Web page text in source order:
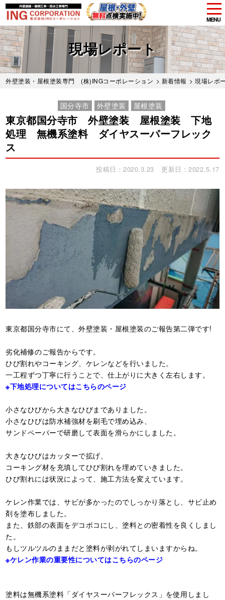
Skip
to
main
content
MENU
現場レポート
外壁塗装・屋根塗装専門 (株)INGコーポレーション > 新着情報 >現場レポ
国分寺市 外壁塗装 屋根塗装
東京都国分寺市 外壁塗装 屋根塗装 下地
処理 無機系塗料 ダイヤスーパーフレック
ス
投稿日：2020.3.23 更新日：2022.5.17
東京都国分寺市にて、外壁塗装・屋根塗装のご報告第二弾です!
劣化補修のご報告からです。
ひび割れやコーキング、ケレンなどを行いました。
一工程ずつ丁寧に行うことで、仕上がりに大きく左右します。
※下地処理についてはこちらのページ
小さなひびから大きなひびまでありました。
小さなひびは防水補強材を刷毛で埋め込み、
サンドペーパーで研磨して表面を滑らかにしました。
大きなひびはカッターで拡げ、
コーキング材を充填してひび割れを埋めていきました。
ひび割れには状況によって、施工方法を変えています。
ケレン作業では、サビが多かったのでしっかり落とし、サビ止め
剤を塗布しました。
また、鉄部の表面をデコボコにし、塗料との密着性を良くしまし
た。
もしツルツルのままだと塗料が剥がれてしまいますからね。
※ケレン作業の重要性についてはこちらのページ
塗料は無機系塗料「ダイヤスーパーフレックス」を使用しまし